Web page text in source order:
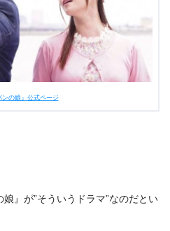
ンの娘』公式ページ
』が”そういうドラマ”なのだとい